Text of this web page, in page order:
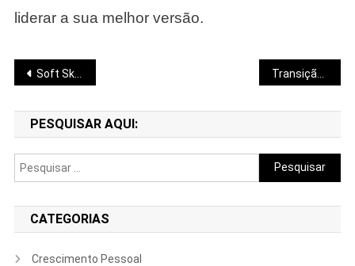
liderar a sua melhor versão.
Navegação
de
Post
Soft Skills
PESQUISAR AQUI:
Pesquisar
por:
CATEGORIAS
Crescimento Pessoal